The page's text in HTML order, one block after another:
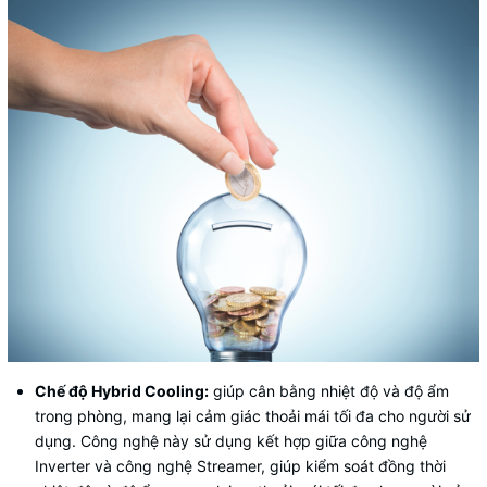
Chế độ Hybrid Cooling: giúp cân bằng nhiệt độ và độ ẩm
trong phòng, mang lại cảm giác thoải mái tối đa cho người sử
dụng. Công nghệ này sử dụng kết hợp giữa công nghệ
Inverter và công nghệ Streamer, giúp kiểm soát đồng thời